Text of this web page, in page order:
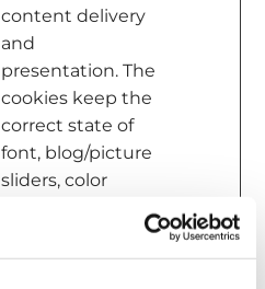
content delivery
and
presentation. The
cookies keep the
correct state of
font, blog/picture
sliders, color
settings.